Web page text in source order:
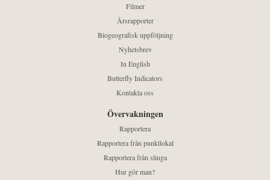
Filmer
Årsrapporter
Biogeografisk uppföljning
Nyhetsbrev
In English
Butterfly Indicators
Kontakta oss
Övervakningen
Rapportera
Rapportera från punktlokal
Rapportera från slinga
Hur gör man?